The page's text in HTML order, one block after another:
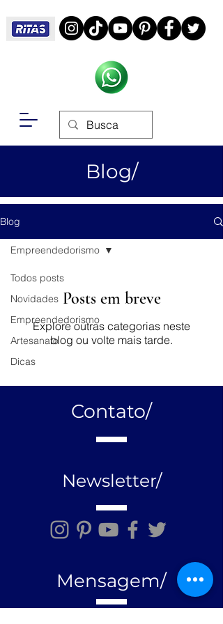
Blog/
Blog
Todos posts
Novidades
Empreendedorismo
Artesanato
Dicas
Empreendedorismo
Posts em breve
Explore outras categorias neste
blog ou volte mais tarde.
Contato/
Newsletter/
Mensagem/